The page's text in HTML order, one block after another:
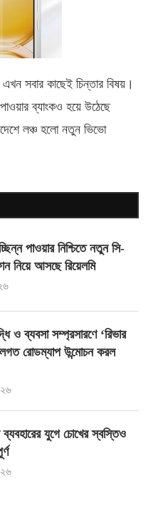
এখন সবার কাছেই চিন্তার বিষয়।
ব্যাংকও হয়ে উঠেছে
লঞ্চ হলো নতুন ভিভো
পাওয়ার নিশ্চিতে নতুন সি-
নিয়ে আসছে রিয়েলমি
ও ব্যবসা সম্প্রসারণে ‘রিভার
রোডম্যাপ উন্মোচন করল
ব্যবহারের যুগে চোখের স্বস্তিও